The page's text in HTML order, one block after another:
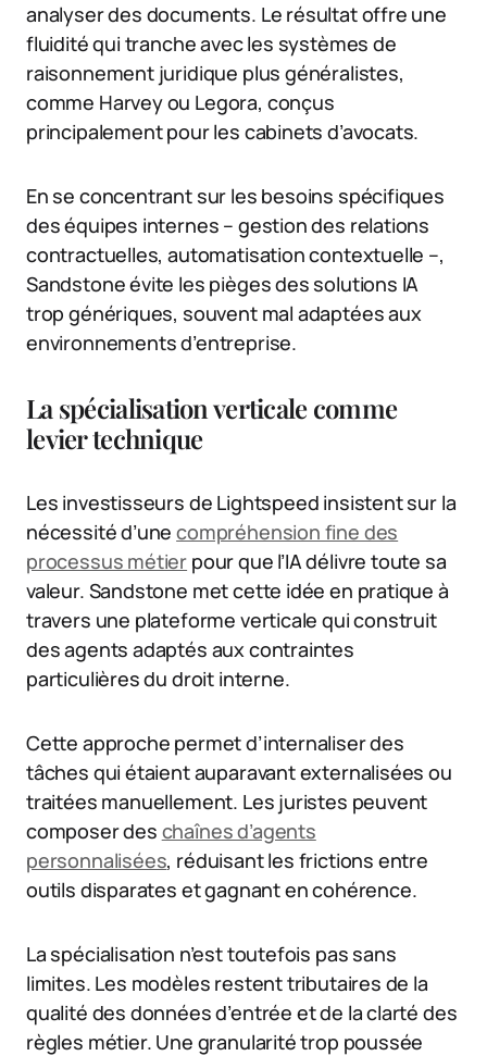
analyser des documents. Le résultat offre une
fluidité qui tranche avec les systèmes de
raisonnement juridique plus généralistes,
comme Harvey ou Legora, conçus
principalement pour les cabinets d’avocats.
En se concentrant sur les besoins spécifiques
des équipes internes – gestion des relations
contractuelles, automatisation contextuelle –,
Sandstone évite les pièges des solutions IA
trop génériques, souvent mal adaptées aux
environnements d’entreprise.
La spécialisation verticale comme
levier technique
Les investisseurs de Lightspeed insistent sur la
nécessité d’unecompréhension fine des
processus métier pour que l’IA délivre toute sa
valeur. Sandstone met cette idée en pratique à
travers une plateforme verticale qui construit
des agents adaptés aux contraintes
particulières du droit interne.
Cette approche permet d’internaliser des
tâches qui étaient auparavant externalisées ou
traitées manuellement. Les juristes peuvent
composer des chaînes d’agents
personnalisées, réduisant les frictions entre
outils disparates et gagnant en cohérence.
La spécialisation n’est toutefois pas sans
limites. Les modèles restent tributaires de la
qualité des données d’entrée et de la clarté des
règles métier. Une granularité trop poussée